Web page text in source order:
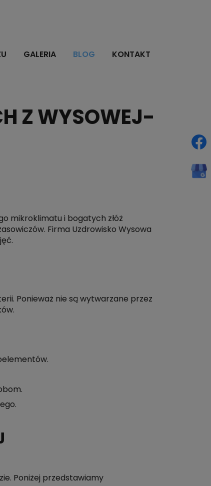
GALERIA BLOG KONTAKT
Z WYSOWEJ-
mikroklimatu i bogatych złóż
Firma Uzdrowisko Wysowa
Ponieważ nie są wytwarzane przez
Poniżej przedstawiamy